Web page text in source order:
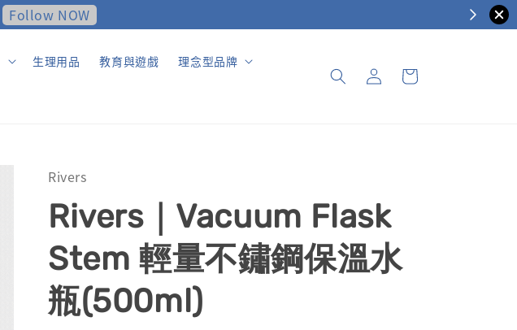
Follow NOW
生理用品 教育與遊戲
理念型品牌
Rivers
Rivers｜Vacuum Flask
Stem 輕量不鏽鋼保溫水
瓶(500ml)